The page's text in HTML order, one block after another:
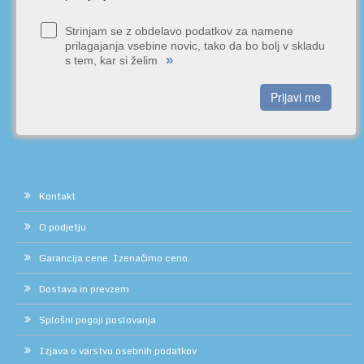
Strinjam se z obdelavo podatkov za namene
prilagajanja vsebine novic, tako da bo bolj v skladu
s tem, kar si želim
»
Prijavi me
Kontakt
O podjetju
Garancija cene. Izenačimo ceno.
Dostava in prevzem
Splošni pogoji poslovanja
Izjava o varstvu osebnih podatkov